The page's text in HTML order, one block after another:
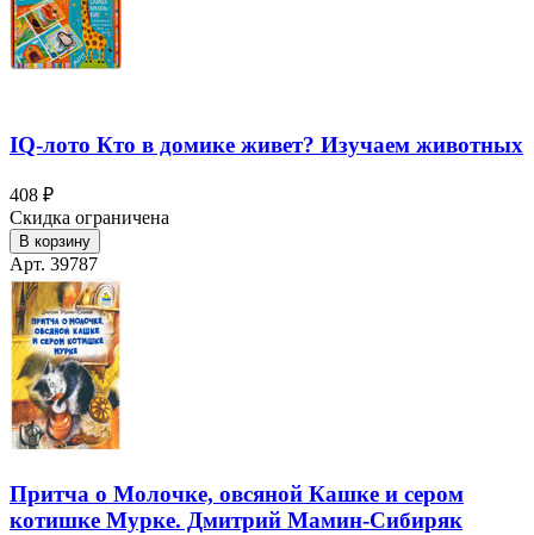
IQ-лото Кто в домике живет? Изучаем животных
408 ₽
Скидка ограничена
В корзину
Арт. 39787
Притча о Молочке, овсяной Кашке и сером
котишке Мурке. Дмитрий Мамин-Сибиряк